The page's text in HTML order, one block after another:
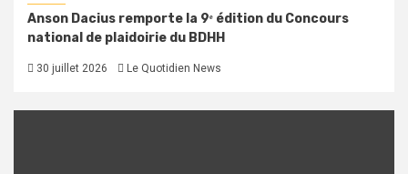
Anson Dacius remporte la 9ᵉ édition du Concours
national de plaidoirie du BDHH
30 juillet 2026 Le Quotidien News